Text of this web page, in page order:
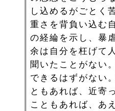
し込めるがごとく
重さを背負い込む
の経綸を示し、暴
余は自分を枉げて
聞いたことがない
できるはずがない
ともあれば、近寄
こともあれば、あ